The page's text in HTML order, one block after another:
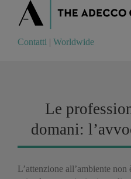
Contatti Worldwide
Contatti | Worldwide
Le
domani:
L’attenzione all’ambiente